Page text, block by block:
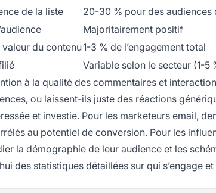
de la liste
20-30 % pour des audiences
Majoritairement positif
du contenu1-3 % de l’engagement total
Variable selon le secteur (1-5
à la qualité des commentaires et
ou laissent-ils juste des réactions
et investie. Pour les marketeurs email,
au potentiel de conversion. Pour les
la démographie de leur audience et les
des statistiques détaillées sur qui s’engage